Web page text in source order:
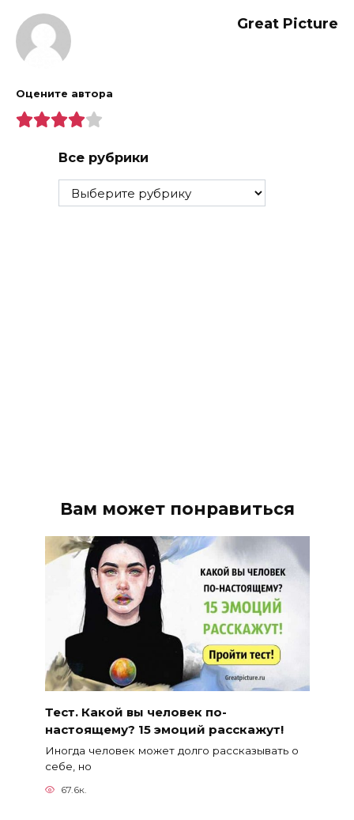
Great Picture
Оцените автора
Все рубрики
Все
рубрики
Вам может понравиться
Тест. Какой вы человек по-
настоящему? 15 эмоций расскажут!
Иногда человек может долго рассказывать о
себе, но
67.6к.